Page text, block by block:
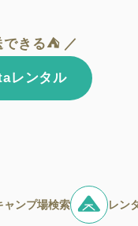
きる⛺ ／
レンタル
ャンプ場検索 レン